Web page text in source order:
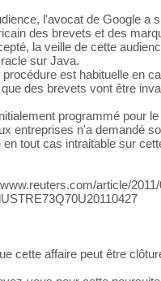
l'avocat de Google a
des brevets et des
la veille de cette
sur Java.
est habituelle en
des brevets vont être
programmé pour
entreprises n'a demandé
en tout cas intraitable sur
article/
cette affaire peut être